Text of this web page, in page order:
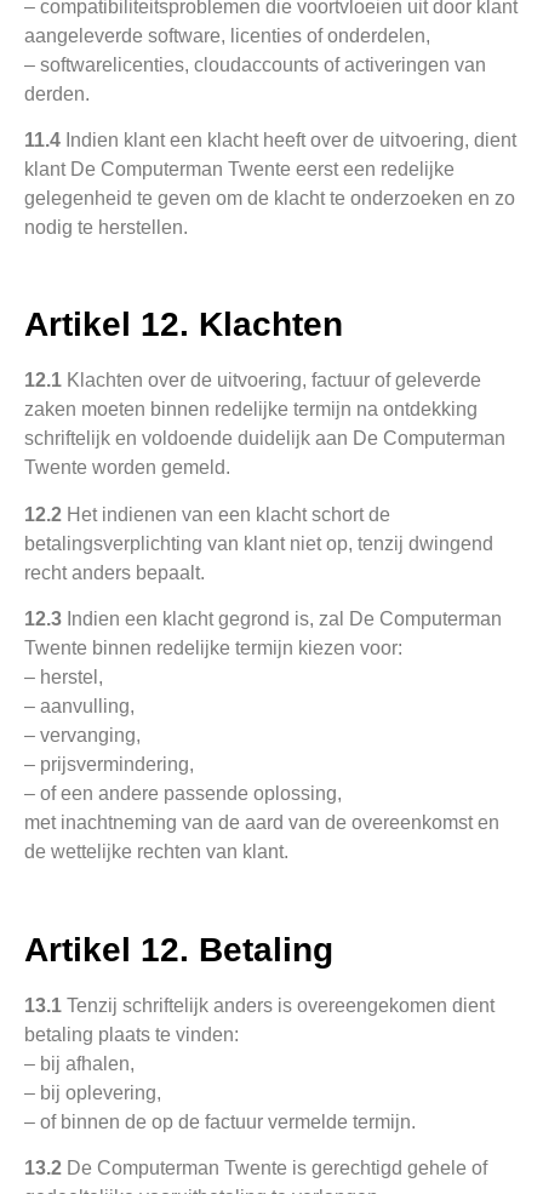
– compatibiliteitsproblemen die voortvloeien uit door klant
aangeleverde software, licenties of onderdelen,
– softwarelicenties, cloudaccounts of activeringen van
derden.
11.4 Indien klant een klacht heeft over de uitvoering, dient
klant De Computerman Twente eerst een redelijke
gelegenheid te geven om de klacht te onderzoeken en zo
nodig te herstellen.
Artikel 12. Klachten
12.1 Klachten over de uitvoering, factuur of geleverde
zaken moeten binnen redelijke termijn na ontdekking
schriftelijk en voldoende duidelijk aan De Computerman
Twente worden gemeld.
12.2 Het indienen van een klacht schort de
betalingsverplichting van klant niet op, tenzij dwingend
recht anders bepaalt.
12.3 Indien een klacht gegrond is, zal De Computerman
Twente binnen redelijke termijn kiezen voor:
– herstel,
– aanvulling,
– vervanging,
– prijsvermindering,
– of een andere passende oplossing,
met inachtneming van de aard van de overeenkomst en
de wettelijke rechten van klant.
Artikel 12. Betaling
13.1 Tenzij schriftelijk anders is overeengekomen dient
betaling plaats te vinden:
– bij afhalen,
– bij oplevering,
– of binnen de op de factuur vermelde termijn.
13.2 De Computerman Twente is gerechtigd gehele of